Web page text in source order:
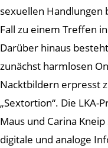
sexuellen
Fall zu einem Treffen
Darüber hinaus
zunächst harmlosen
Nacktbildern erpresst
„Sextortion“. Die LKA-
Maus und Carina
digitale und analoge